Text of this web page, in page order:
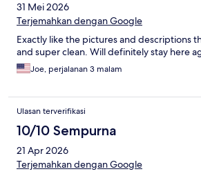
31 Mei 2026
Terjemahkan dengan Google
Exactly like the pictures and descriptions
and super clean. Will definitely stay here
Joe, perjalanan 3 malam
Ulasan terverifikasi
10/10 Sempurna
21 Apr 2026
Terjemahkan dengan Google